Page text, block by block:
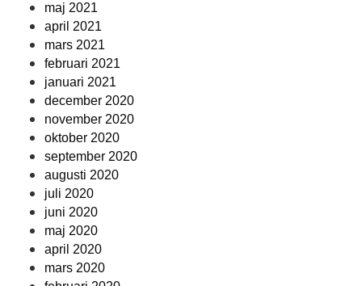
maj 2021
april 2021
mars 2021
februari 2021
januari 2021
december 2020
november 2020
oktober 2020
september 2020
augusti 2020
juli 2020
juni 2020
maj 2020
april 2020
mars 2020